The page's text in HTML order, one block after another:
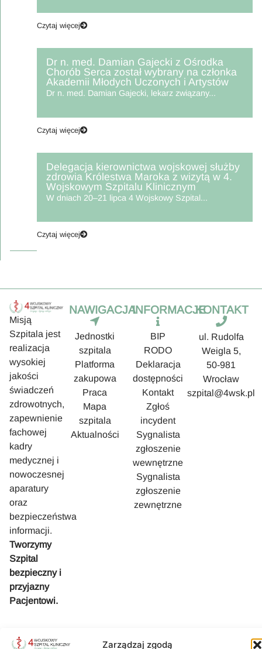
Zarządzaj zgodą
Czytaj więcej
Dr n. med. Damian Gajecki z Ośrodka
Chorób Serca został wybrany na członka
Akademii Młodych Uczonych i Artystów
Dr n. med. Damian Gajecki, lekarz związany...
Czytaj więcej
Delegacja kierownictwa wojskowej służby
zdrowia Królestwa Maroka z wizytą w 4.
Wojskowym Szpitalu Klinicznym
W dniach 20–21 lipca 4 Wojskowy Szpital...
Czytaj więcej
Misją
Szpitala jest
realizacja
wysokiej
jakości
świadczeń
zdrowotnych,
zapewnienie
fachowej
kadry
medycznej i
nowoczesnej
aparatury
oraz
bezpieczeństwa
informacji.
Tworzymy
Szpital
bezpieczny i
przyjazny
Pacjentowi.
NAWIGACJA
Jednostki
szpitala
Platforma
zakupowa
Praca
Mapa
szpitala
Aktualności
INFORMACJE
BIP
RODO
Deklaracja
dostępności
Kontakt
Zgłoś
incydent
Sygnalista
zgłoszenie
wewnętrzne
Sygnalista
zgłoszenie
zewnętrzne
KONTAKT
ul. Rudolfa
Weigla 5,
50-981
Wrocław
szpital@4wsk.pl